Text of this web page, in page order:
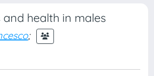
and health in males
;